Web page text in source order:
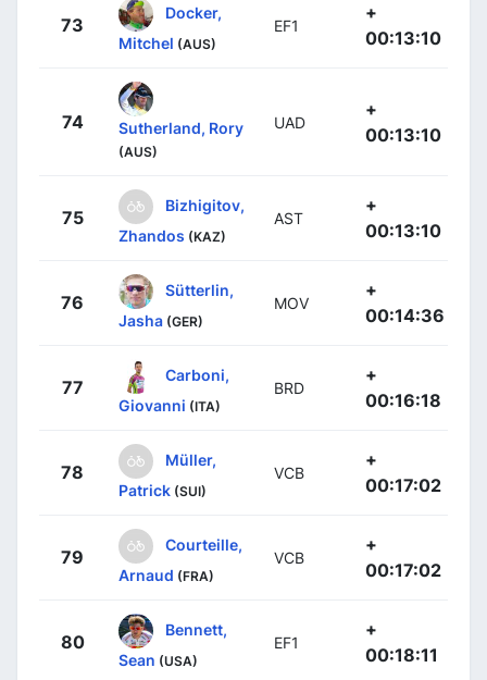
73
Docker,
Mitchel (AUS)
EF1
+
00:13:10
74 Sutherland, Rory
(AUS)
UAD
+
00:13:10
75
Bizhigitov,
Zhandos (KAZ)
AST
+
00:13:10
76
Sütterlin,
Jasha (GER)
MOV
+
00:14:36
77
Carboni,
Giovanni (ITA)
BRD
+
00:16:18
78
Müller,
Patrick (SUI)
VCB
+
00:17:02
79
Courteille,
Arnaud (FRA)
VCB
+
00:17:02
80
Bennett,
Sean (USA)
EF1
+
00:18:11